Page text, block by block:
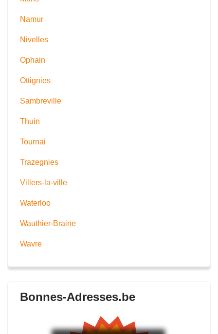
Namur
Nivelles
Ophain
Ottignies
Sambreville
Thuin
Tournai
Trazegnies
Villers-la-ville
Waterloo
Wauthier-Braine
Wavre
Bonnes-Adresses.be